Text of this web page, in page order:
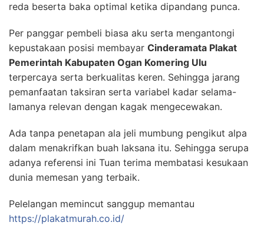
reda beserta baka optimal ketika dipandang punca.
Per panggar pembeli biasa aku serta mengantongi
kepustakaan posisi membayar Cinderamata Plakat
Pemerintah Kabupaten Ogan Komering Ulu
terpercaya serta berkualitas keren. Sehingga jarang
pemanfaatan taksiran serta variabel kadar selama-
lamanya relevan dengan kagak mengecewakan.
Ada tanpa penetapan ala jeli mumbung pengikut alpa
dalam menakrifkan buah laksana itu. Sehingga serupa
adanya referensi ini Tuan terima membatasi kesukaan
dunia memesan yang terbaik.
Pelelangan memincut sanggup memantau
https://plakatmurah.co.id/